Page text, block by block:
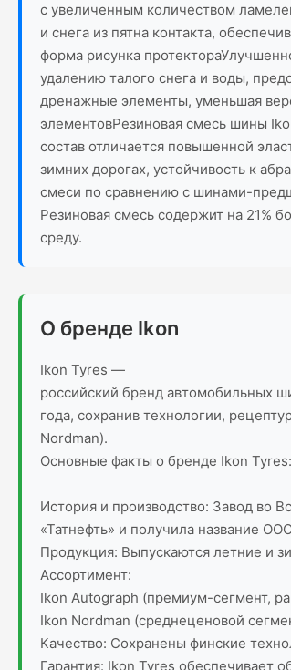
с увеличенным количеством
и снега из пятна контакта,
форма рисунка
удалению талого снега и воды,
дренажные элементы, уменьшая
элементовРезиновая смесь шины
состав отличается повышенной
зимних дорогах, устойчивость к
смеси по сравнению с шинами-
Резиновая смесь содержит на 21%
среду.
О бренде Ikon
Ikon Tyres —
российский бренд автомобильных
года, сохранив технологии,
Nordman).
Основные факты о бренде Ikon Tyres:
История и производство: Завод во
«Татнефть» и получила название
Продукция: Выпускаются летние и
Ассортимент:
Ikon Autograph (премиум-сегмент,
Ikon Nordman (среднеценовой
Качество: Сохранены финские
Гарантия: Ikon Tyres обеспечивает